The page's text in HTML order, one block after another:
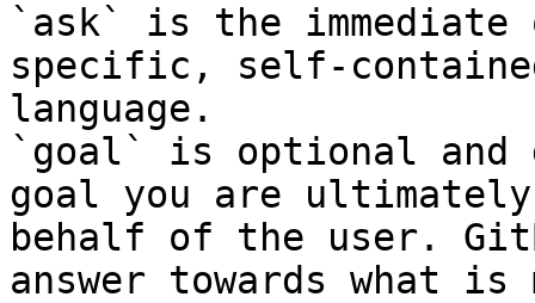
`ask` is the
specific, self-
language.
`goal` is optional and
goal you are
behalf of the user.
answer towards what